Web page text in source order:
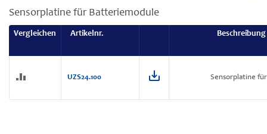
Sensorplatine für Batteriemodule
Vergleichen Artikelnr.
UZS24.100 Sensorplatine